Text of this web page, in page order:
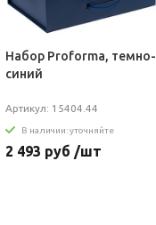
Набор Proforma, темно-
синий
Артикул: 15404.44
В наличии: уточняйте
2 493 руб /шт